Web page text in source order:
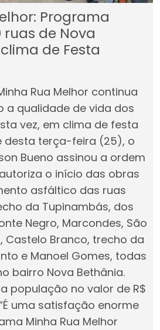
Programa
de Nova
de Festa
Rua Melhor continua
a qualidade de vida dos
vez, em clima de festa
desta terça-feira (25), o
Bueno assinou a ordem
o início das obras
asfáltico das ruas
da Tupinambás, dos
Negro, Marcondes, São
Castelo Branco, trecho da
e Manoel Gomes, todas
bairro Nova Bethânia.
população no valor de R$
“É uma satisfação enorme
Minha Rua Melhor